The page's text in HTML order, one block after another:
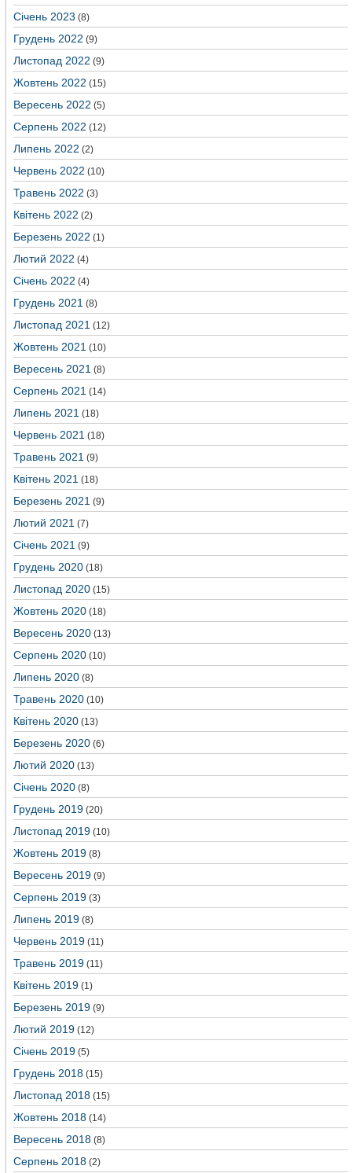
Січень 2023 (8)
Грудень 2022 (9)
Листопад 2022 (9)
Жовтень 2022 (15)
Вересень 2022 (5)
Серпень 2022 (12)
Липень 2022 (2)
Червень 2022 (10)
Травень 2022 (3)
Квітень 2022 (2)
Березень 2022 (1)
Лютий 2022 (4)
Січень 2022 (4)
Грудень 2021 (8)
Листопад 2021 (12)
Жовтень 2021 (10)
Вересень 2021 (8)
Серпень 2021 (14)
Липень 2021 (18)
Червень 2021 (18)
Травень 2021 (9)
Квітень 2021 (18)
Березень 2021 (9)
Лютий 2021 (7)
Січень 2021 (9)
Грудень 2020 (18)
Листопад 2020 (15)
Жовтень 2020 (18)
Вересень 2020 (13)
Серпень 2020 (10)
Липень 2020 (8)
Травень 2020 (10)
Квітень 2020 (13)
Березень 2020 (6)
Лютий 2020 (13)
Січень 2020 (8)
Грудень 2019 (20)
Листопад 2019 (10)
Жовтень 2019 (8)
Вересень 2019 (9)
Серпень 2019 (3)
Липень 2019 (8)
Червень 2019 (11)
Травень 2019 (11)
Квітень 2019 (1)
Березень 2019 (9)
Лютий 2019 (12)
Січень 2019 (5)
Грудень 2018 (15)
Листопад 2018 (15)
Жовтень 2018 (14)
Вересень 2018 (8)
Серпень 2018 (2)